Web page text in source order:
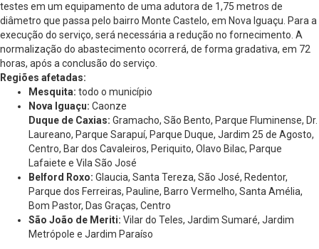
testes em um equipamento de uma adutora de 1,75 metros de
diâmetro que passa pelo bairro Monte Castelo, em Nova Iguaçu. Para a
execução do serviço, será necessária a redução no fornecimento. A
normalização do abastecimento ocorrerá, de forma gradativa, em 72
horas, após a conclusão do serviço.
Regiões afetadas:
Mesquita: todo o município
Nova Iguaçu: Caonze
Duque de Caxias: Gramacho, São Bento, Parque Fluminense, Dr.
Laureano, Parque Sarapuí, Parque Duque, Jardim 25 de Agosto,
Centro, Bar dos Cavaleiros, Periquito, Olavo Bilac, Parque
Lafaiete e Vila São José
Belford Roxo: Glaucia, Santa Tereza, São José, Redentor,
Parque dos Ferreiras, Pauline, Barro Vermelho, Santa Amélia,
Bom Pastor, Das Graças, Centro
São João de Meriti: Vilar do Teles, Jardim Sumaré, Jardim
Metrópole e Jardim Paraíso